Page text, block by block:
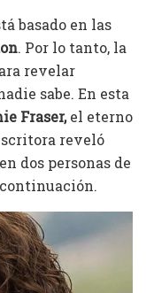
basado en las
. Por lo tanto, la
revelar
sabe. En esta
Fraser,el eterno
reveló
dos personas de